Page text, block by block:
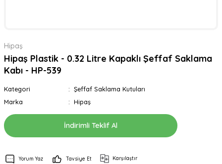
Hipaş
Hipaş Plastik - 0.32 Litre Kapaklı Şeffaf Saklama
Kabı - HP-539
Kategori
Şeffaf Saklama Kutuları
Marka
Hipaş
İndirimli Teklif Al
Yorum Yaz Tavsiye Et Karşılaştır